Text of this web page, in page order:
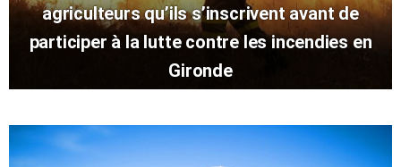
agriculteurs qu’ils s’inscrivent avant de
participer à la lutte contre les incendies en
Gironde